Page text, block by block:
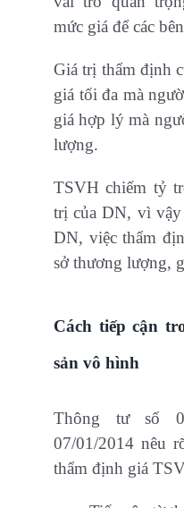
mức giá để các
Giá trị thẩm định
giá tối đa mà
giá hợp lý mà
lượng.
TSVH chiếm tỷ
trị của DN, vì vậy
DN, việc thẩm
sở thương lượng,
Cách tiếp cận
sản vô hình
Thông tư số
07/01/2014 nêu
thẩm định giá